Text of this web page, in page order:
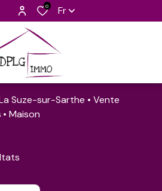
0 Fr
Suze-sur-Sarthe
Vente
Maison